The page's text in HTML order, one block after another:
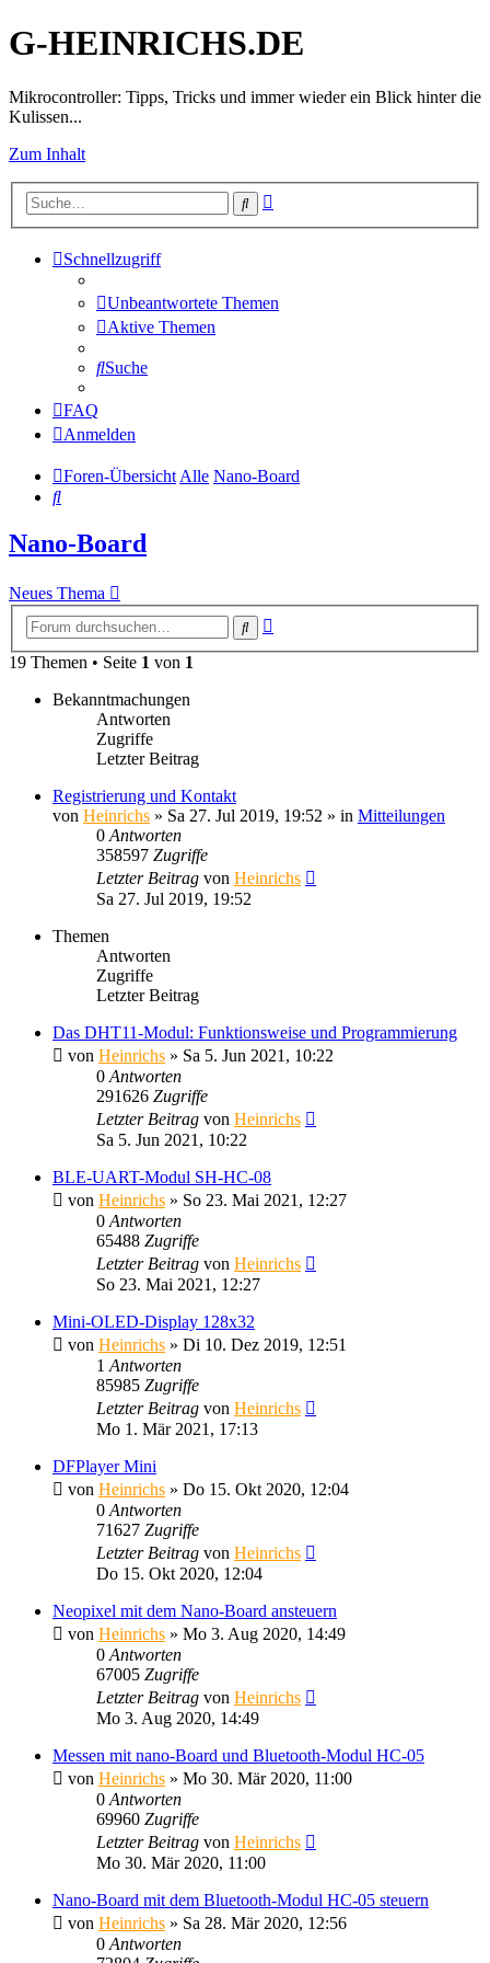
G-HEINRICHS.DE
Mikrocontroller: Tipps, Tricks und immer wieder ein Blick hinter die
Kulissen...
Zum Inhalt
Suche
Schnellzugriff
Unbeantwortete Themen
Aktive Themen
Suche
FAQ
Anmelden
Foren-ÜbersichtAlle Nano-Board
Suche
Nano-Board
Neues Thema
Suche
19 Themen • Seite 1 von 1
Bekanntmachungen
Antworten
Zugriffe
Letzter Beitrag
Registrierung und Kontakt
von Heinrichs » Sa 27. Jul 2019, 19:52 » in Mitteilungen
0 Antworten
358597 Zugriffe
Letzter Beitrag von Heinrichs
Sa 27. Jul 2019, 19:52
Themen
Antworten
Zugriffe
Letzter Beitrag
Das DHT11-Modul: Funktionsweise und Programmierung
von Heinrichs » Sa 5. Jun 2021, 10:22
0 Antworten
291626 Zugriffe
Letzter Beitrag von Heinrichs
Sa 5. Jun 2021, 10:22
BLE-UART-Modul SH-HC-08
von Heinrichs » So 23. Mai 2021, 12:27
0 Antworten
65488 Zugriffe
Letzter Beitrag von Heinrichs
So 23. Mai 2021, 12:27
Mini-OLED-Display 128x32
von Heinrichs » Di 10. Dez 2019, 12:51
1 Antworten
85985 Zugriffe
Letzter Beitrag von Heinrichs
Mo 1. Mär 2021, 17:13
DFPlayer Mini
von Heinrichs » Do 15. Okt 2020, 12:04
0 Antworten
71627 Zugriffe
Letzter Beitrag von Heinrichs
Do 15. Okt 2020, 12:04
Neopixel mit dem Nano-Board ansteuern
von Heinrichs » Mo 3. Aug 2020, 14:49
0 Antworten
67005 Zugriffe
Letzter Beitrag von Heinrichs
Mo 3. Aug 2020, 14:49
Messen mit nano-Board und Bluetooth-Modul HC-05
von Heinrichs » Mo 30. Mär 2020, 11:00
0 Antworten
69960 Zugriffe
Letzter Beitrag von Heinrichs
Mo 30. Mär 2020, 11:00
Nano-Board mit dem Bluetooth-Modul HC-05 steuern
von Heinrichs » Sa 28. Mär 2020, 12:56
0 Antworten